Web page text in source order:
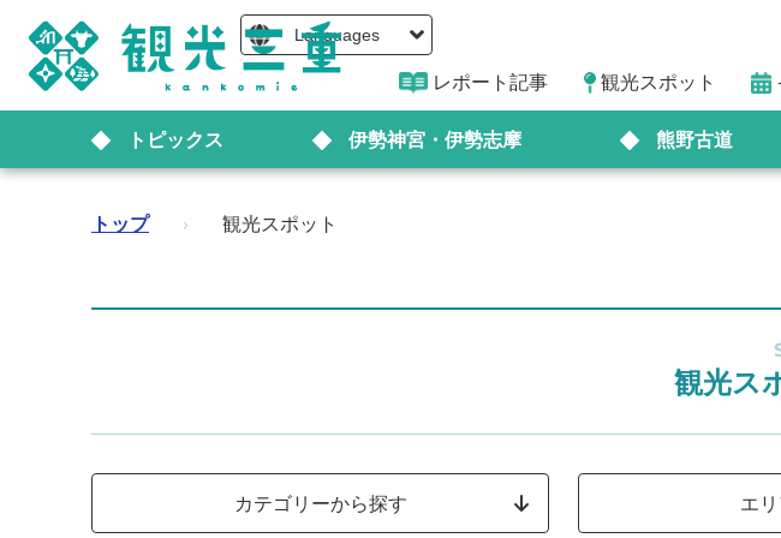
Languages
レポート記事 観光スポット
トピックス 伊勢神宮・伊勢志摩 熊野古道
トップ › 観光スポット
観光ス
カテゴリーから探す エ